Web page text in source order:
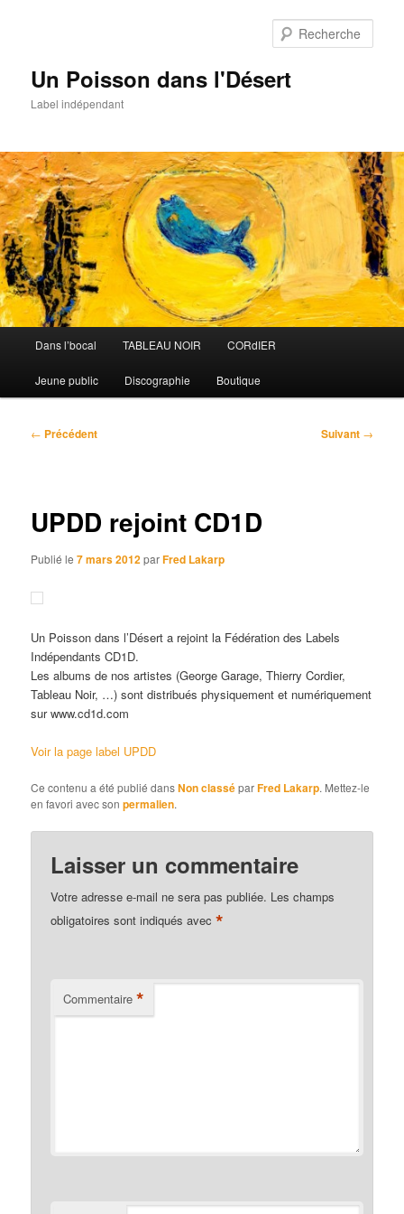
Un Poisson dans l'Désert
Label indépendant
Dans l’bocal TABLEAU NOIR CORdIER
Jeune public Discographie Boutique
Navigation
← Précédent Suivant →
UPDD rejoint CD1D
Publié le7 mars 2012parFred Lakarp
Un Poisson dans l’Désert a rejoint la Fédération des Labels
Indépendants CD1D.
Les albums de nos artistes (George Garage, Thierry Cordier,
Tableau Noir, …) sont distribués physiquement et numériquement
sur www.cd1d.com
Voir la page label UPDD
Ce contenu a été publié dansNon classéparFred Lakarp. Mettez-le
en favori avec sonpermalien.
Laisser un commentaire
Votre adresse e-mail ne sera pas publiée. Les champs
obligatoires sont indiqués avec*
Commentaire *